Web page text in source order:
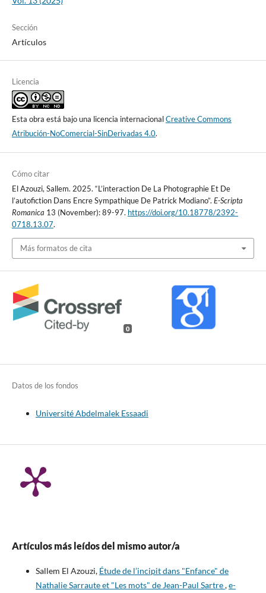
Sección
Artículos
Licencia
Esta obra está bajo una licencia internacionalCreative Commons
Atribución-NoComercial-SinDerivadas 4.0.
Cómo citar
El Azouzi, Sallem. 2025. “L’interaction De La Photographie Et De
l’autofiction Dans Encre Sympathique De Patrick Modiano”. E-Scripta
Romanica 13 (November): 89-97. https://doi.org/10.18778/2392-
0718.13.07.
Más formatos de cita
0
Datos de los fondos
Université Abdelmalek Essaadi
Artículos más leídos del mismo autor/a
Sallem El Azouzi, Étude de l’incipit dans "Enfance" de
Nathalie Sarraute et "Les mots" de Jean-Paul Sartre,e-